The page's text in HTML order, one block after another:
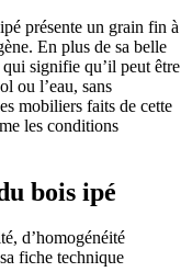
présente un grain fin à
En plus de sa belle
qui signifie qu’il peut être
ou l’eau, sans
mobiliers faits de cette
les conditions
bois ipé
d’homogénéité
fiche technique